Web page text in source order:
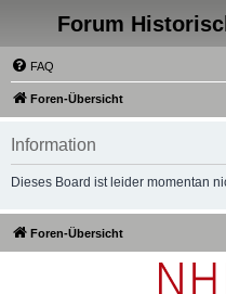
Forum
FAQ
Foren-Übersicht
Information
Dieses Board ist leider momentan
Foren-Übersicht